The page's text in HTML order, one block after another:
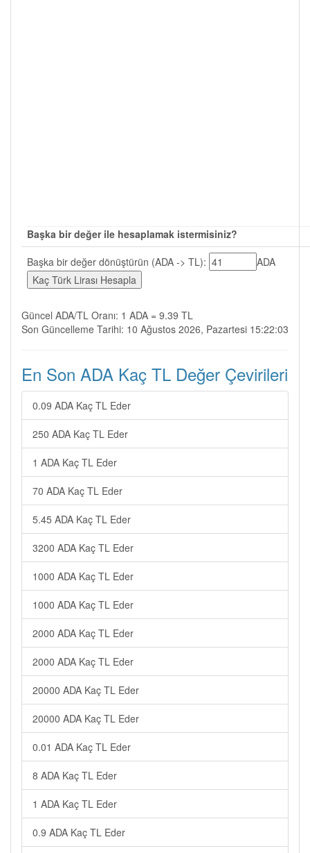
Başka bir değer ile hesaplamak istermisiniz?
Başka bir değer dönüştürün (ADA -> TL):
ADA
Güncel ADA/TL Oranı: 1 ADA = 9.39 TL
Son Güncelleme Tarihi: 10 Ağustos 2026, Pazartesi 15:22:03
En Son ADA Kaç TL Değer Çevirileri
0.09 ADA Kaç TL Eder
250 ADA Kaç TL Eder
1 ADA Kaç TL Eder
70 ADA Kaç TL Eder
5.45 ADA Kaç TL Eder
3200 ADA Kaç TL Eder
1000 ADA Kaç TL Eder
1000 ADA Kaç TL Eder
2000 ADA Kaç TL Eder
2000 ADA Kaç TL Eder
20000 ADA Kaç TL Eder
20000 ADA Kaç TL Eder
0.01 ADA Kaç TL Eder
8 ADA Kaç TL Eder
1 ADA Kaç TL Eder
0.9 ADA Kaç TL Eder